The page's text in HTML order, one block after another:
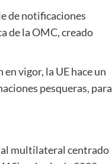
de notificaciones
de la OMC, creado
vigor, la UE hace un
pesqueras, para
multilateral centrado